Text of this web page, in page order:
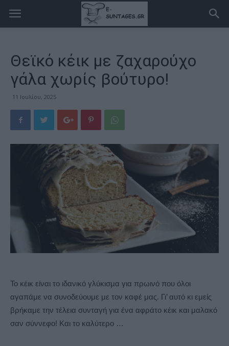
Θεϊκό κέικ με ζαχαρούχο
γάλα χωρίς βούτυρο!
11 Ιουλίου, 2025
Το κέικ είναι το ιδανικό γλύκισμα για πρωινό που όλοι
αγαπάμε να συνοδεύουμε με τον καφέ μας. Γι’ αυτό κι εμείς
βρήκαμε την τέλεια συνταγή για ένα αφράτο κέικ και μαλακό
σαν σύννεφο! Και το καλύτερο …